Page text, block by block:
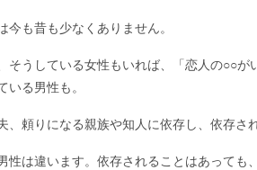
今も昔も少なくありません。
そうしている女性もいれば、「恋人の○○
いる男性も。
、頼りになる親族や知人に依存し、依存さ
性は違います。依存されることはあっても